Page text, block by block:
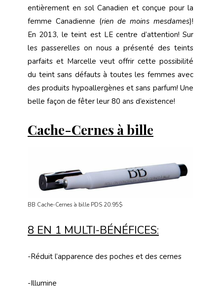
entièrement en sol Canadien et conçue pour la
femme Canadienne (rien de moins mesdames)!
En 2013, le teint est LE centre d’attention! Sur
les passerelles on nous a présenté des teints
parfaits et Marcelle veut offrir cette possibilité
du teint sans défauts à toutes les femmes avec
des produits hypoallergènes et sans parfum! Une
belle façon de fêter leur 80 ans d’existence!
Cache-Cernes à bille
BB Cache-Cernes à bille PDS 20.95$
8 EN 1 MULTI-BÉNÉFICES:
-Réduit l’apparence des poches et des cernes
-Illumine